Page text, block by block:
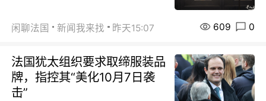
闲聊法国 新闻我来找 昨天15:07 609 0
法国犹太组织要求取缔服装品
牌，指控其“美化10月7日袭
击”